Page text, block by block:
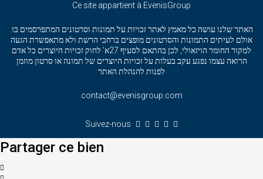
Ce site appartient à EvenisGroup
האתר שלנו עושה כל מאמץ לאתר זכויות על תמונות וסרטונים המתפרסמים בו.
אולם לעיתים התמונות והסרטונים מופצים ברחבי הרשת ולא מתאפשרת הגעה
למקור החומר הויזאולי, לכן בהתאם לסעיף 27א' לחוק זכויות היוצרים כל אדם
הרואה עצמו נפגע עקב בעלות על זכויות היוצרים של תמונה או סרטון מוזמן
לפנות להנהלת האתר
contact@evenisgroup.com
Suivez-nous
Partager ce bien